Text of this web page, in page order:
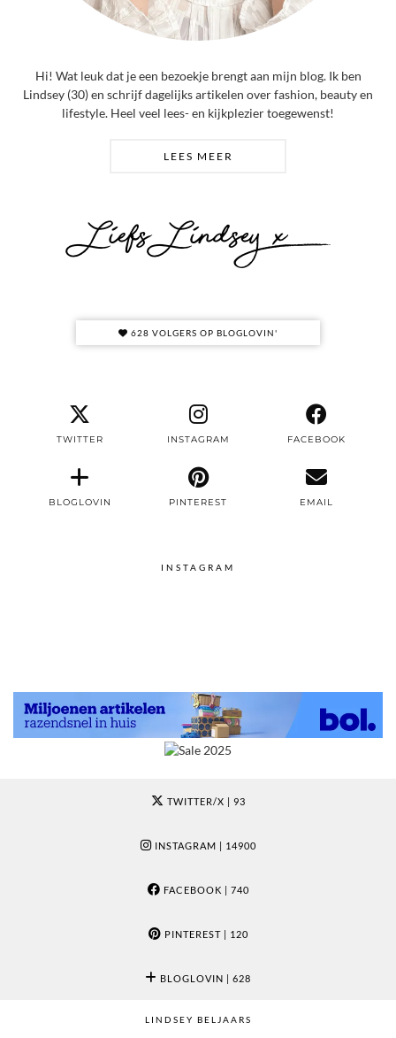
Hi! Wat leuk dat je een bezoekje brengt aan mijn blog. Ik ben
Lindsey (30) en schrijf dagelijks artikelen over fashion, beauty en
lifestyle. Heel veel lees- en kijkplezier toegewenst!
LEES MEER
628 VOLGERS OP BLOGLOVIN'
TWITTER INSTAGRAM FACEBOOK
BLOGLOVIN PINTEREST EMAIL
INSTAGRAM
TWITTER/X | 93
INSTAGRAM | 14900
FACEBOOK | 740
PINTEREST| 120
BLOGLOVIN | 628
LINDSEY BELJAARS